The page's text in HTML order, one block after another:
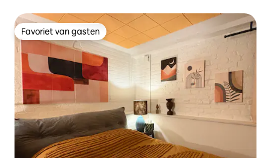
Favoriet van gasten
Favoriet van gasten